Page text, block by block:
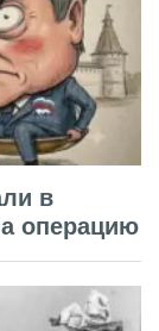
в
операцию